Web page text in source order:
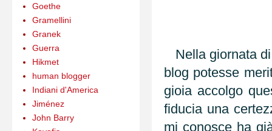
Nella giornata
blog potesse
gioia accolgo
fiducia una
mi conosce ha
Goethe
Gramellini
Granek
Guerra
Hikmet
human blogger
Indiani d'America
Jiménez
John Barry